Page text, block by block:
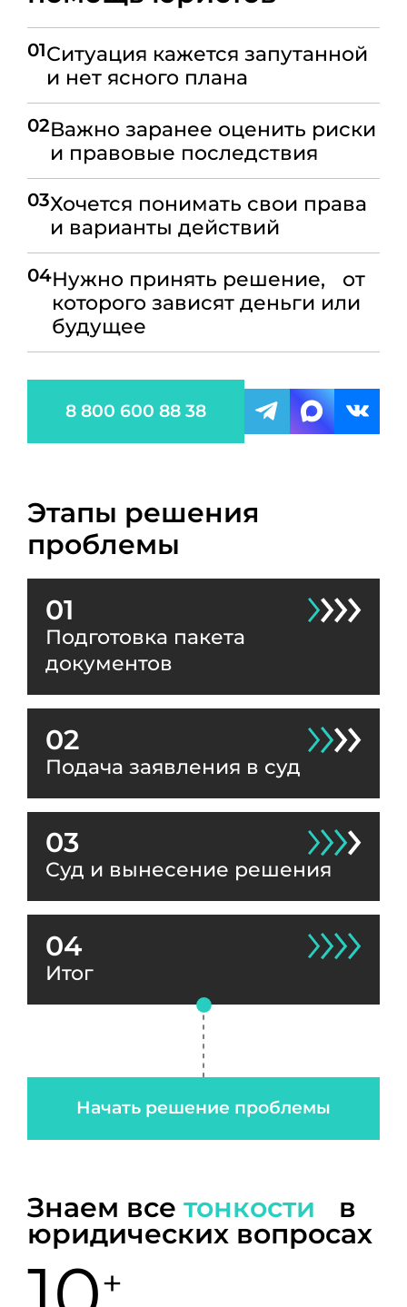
01Ситуация кажется запутанной
и нет ясного плана
02Важно заранее оценить риски
и правовые последствия
03Хочется понимать свои права
и варианты действий
04Нужно принять решение, от
которого зависят деньги или
будущее
8 800 600 88 38
Этапы решения
проблемы
01
Подготовка пакета
документов
02
Подача заявления в суд
03
Суд и вынесение решения
04
Итог
Начать решение проблемы
Знаем все тонкости в
юридических вопросах
+